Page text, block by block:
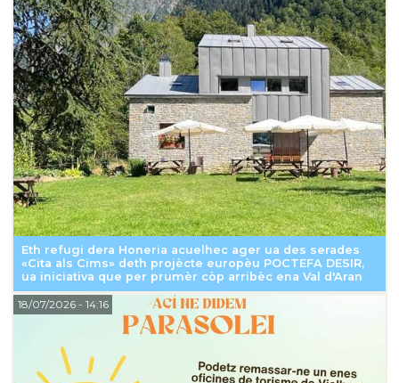
Eth refugi dera Honeria acuelhec ager ua des serades
«Cita als Cims» deth projècte europèu POCTEFA DESIR,
ua iniciativa que per prumèr còp arribèc ena Val d'Aran
18/07/2026- 14:16